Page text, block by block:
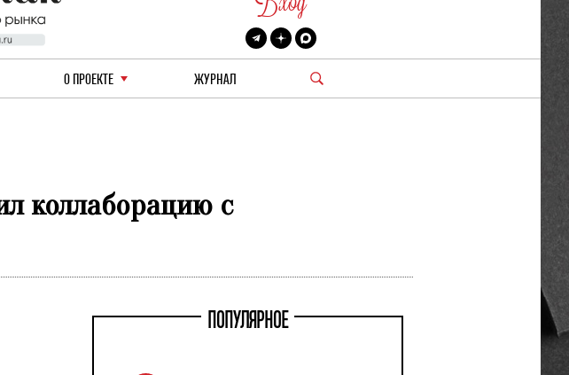
О ПРОЕКТЕ ЖУРНАЛ
коллаборацию с
ПОПУЛЯРНОЕ